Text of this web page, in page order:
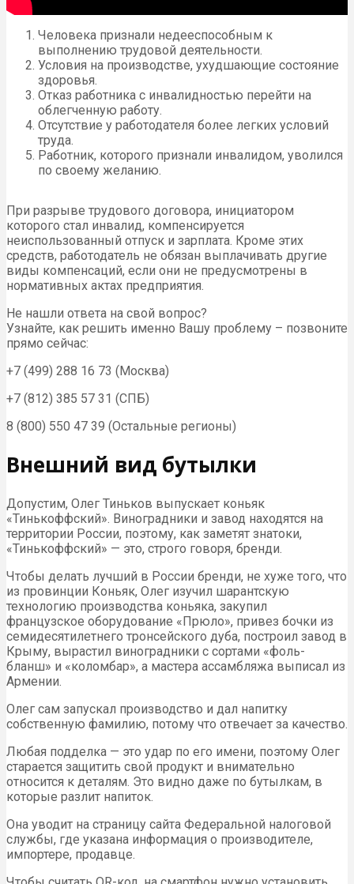
Человека признали недееспособным к
выполнению трудовой деятельности.
Условия на производстве, ухудшающие состояние
здоровья.
Отказ работника с инвалидностью перейти на
облегченную работу.
Отсутствие у работодателя более легких условий
труда.
Работник, которого признали инвалидом, уволился
по своему желанию.
При разрыве трудового договора, инициатором
которого стал инвалид, компенсируется
неиспользованный отпуск и зарплата. Кроме этих
средств, работодатель не обязан выплачивать другие
виды компенсаций, если они не предусмотрены в
нормативных актах предприятия.
Не нашли ответа на свой вопрос?
Узнайте, как решить именно Вашу проблему – позвоните
прямо сейчас:
+7 (499) 288 16 73 (Москва)
+7 (812) 385 57 31 (СПБ)
8 (800) 550 47 39 (Остальные регионы)
Внешний вид бутылки
Допустим, Олег Тиньков выпускает коньяк
«Тинькоффский». Виноградники и завод находятся на
территории России, поэтому, как заметят знатоки,
«Тинькоффский» — это, строго говоря, бренди.
Чтобы делать лучший в России бренди, не хуже того, что
из провинции Коньяк, Олег изучил шарантскую
технологию производства коньяка, закупил
французское оборудование «Прюло», привез бочки из
семидесятилетнего тронсейского дуба, построил завод в
Крыму, вырастил виноградники с сортами «фоль-
бланш» и «коломбар», а мастера ассамбляжа выписал из
Армении.
Олег сам запускал производство и дал напитку
собственную фамилию, потому что отвечает за качество.
Любая подделка — это удар по его имени, поэтому Олег
старается защитить свой продукт и внимательно
относится к деталям. Это видно даже по бутылкам, в
которые разлит напиток.
Она уводит на страницу сайта Федеральной налоговой
службы, где указана информация о производителе,
импортере, продавце.